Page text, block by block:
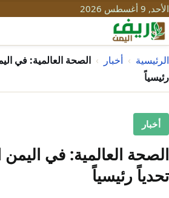
الأحد, 9 أغسطس 2026
صحة
مياه
طرُق
تنمية
قصص نجاح
مبادرات
سياحة
تراث
الرئيسية › أخبار › الصحة العالمية: في
رئيسياً
أخبار
الصحة العالمية: في اليمن
تحدياً رئيسياً